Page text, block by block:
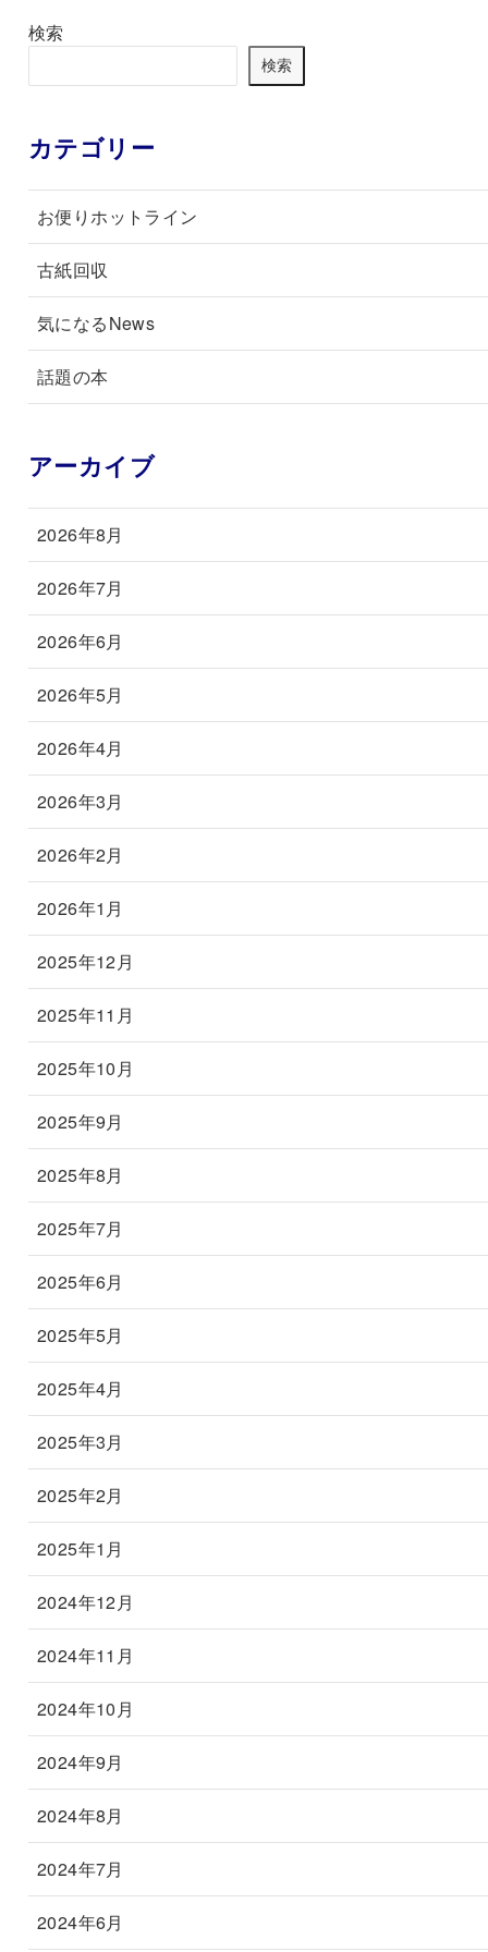
検索
検索
カテゴリー
お便りホットライン
古紙回収
気になるNews
話題の本
アーカイブ
2026年8月
2026年7月
2026年6月
2026年5月
2026年4月
2026年3月
2026年2月
2026年1月
2025年12月
2025年11月
2025年10月
2025年9月
2025年8月
2025年7月
2025年6月
2025年5月
2025年4月
2025年3月
2025年2月
2025年1月
2024年12月
2024年11月
2024年10月
2024年9月
2024年8月
2024年7月
2024年6月